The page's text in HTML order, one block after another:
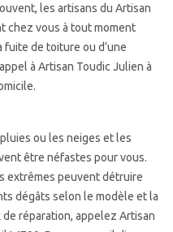
les artisans du Artisan
chez vous à tout moment
de toiture ou d’une
à Artisan Toudic Julien à
ou les neiges et les
être néfastes pour vous.
extrêmes peuvent détruire
dégâts selon le modèle et la
réparation, appelez Artisan